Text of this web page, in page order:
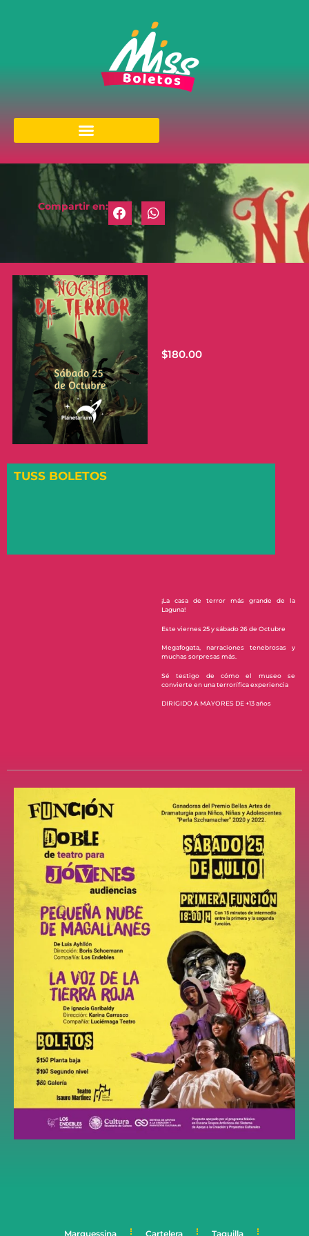
Compartir en:
$180.00
TUSS BOLETOS
¡La casa de terror más grande de la
Laguna!
Este viernes 25 y sábado 26 de Octubre
Megafogata, narraciones tenebrosas y
muchas sorpresas más.
Sé testigo de cómo el museo se
convierte en una terrorífica experiencia
DIRIGIDO A MAYORES DE +13 años
Marquessina Cartelera Taquilla